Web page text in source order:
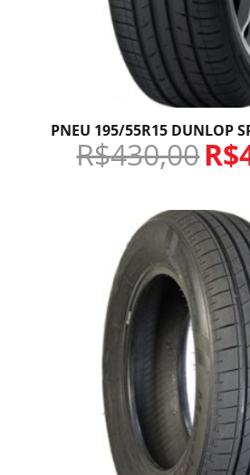
PNEU 195/55R15 DUNLOP
R$430,00R$